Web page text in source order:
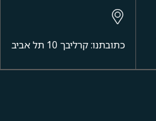
כתובתנו: קרליבך 10 תל אביב